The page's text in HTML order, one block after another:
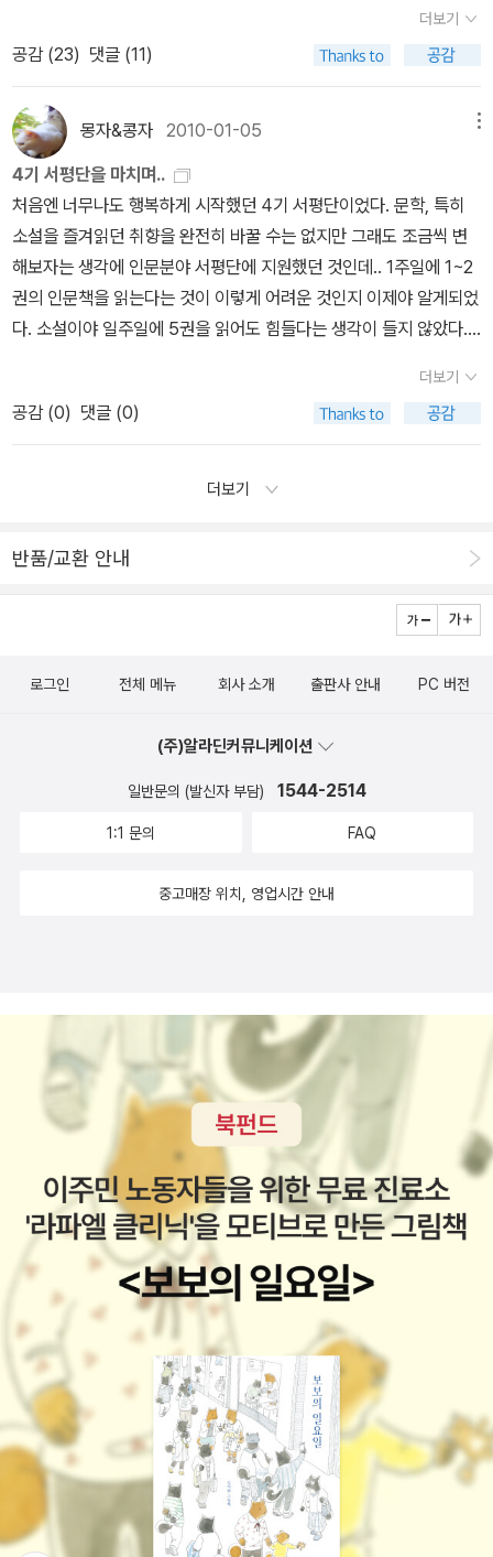
책을 읽다가 걸려서 무지 혼났던 기억도 나고. 하여간 그 뒤부터 난 책
을 읽지 않았다. 삼십세부터 다시 책을 읽기 시작하면서 잃어버린 24
년을 아쉬워하곤 했는데, 생각해보면 청소년기를 책 안읽고 지내는
것도 나름 괜찮은 선택이었다. 내가 워낙 내성적인지라 책을 계속 읽
었다면 아마도 친구도 없고, 좀 잘난 체 하는 내가 됐을지도 모른다.
근데 난 책이란 친구가 없었기에 너무 외로웠고, 나 스스로에게 이야
기를 해주면서 그 많은 시간을 보내야 했다. 친구가 많은 이들이 부러
웠고, 나도 그렇게 되고 싶었다. 그래서 난 그 기간을 유머를 갈고 닦
는 데 바쳤다. 웃기는 애들은 친구가 많은 것 같아서. 내 애들은 책에
는 전혀 관심이 없지만, 만일 애가 생긴다면 책을 너무 가까이 하지 않
게 할 거다. 그 대신 내가 갈고닦은 유머를 가르쳐 줄 생각이다.9. 지
물관에 가고 싶어졌다.
10. 이 출판사의 책만큼은 신뢰할 수 있다, 가
내가 책을 다시 읽게 된 계기는 강준만 교수님의 <인물과 사상> 시리
언젠가 그 출판사에 갔을 때 사장님이 “원하는 책 있음 가져가라”고
책을 내는 게 꿈이었다. 하지만 막상 그곳에서 제의를 했을 때, 난 너
강연회 장소에 들어서자 많은 사람들이 와 앉아 있었다. 더 놀라웠던
것은 그 곳에 모였던 사람들의 화려한 스펙트럼이었다. 남녀 구분은
었던 것이다. 개인적으로 강연회를 그렇게 찾아 다니지 못했고 게다
가 낮강연회만 신청해서 내가 잘 모르는 것일 수도 있지만, 파란 여우
님의 이번 강연회는 내가 경험했던 그 전 강연회장의 분위기와는 확
실히 달랐다. 그 전 강연회들같은 경우 젊은 처자들이 주를 이루었지
나이 드신 분들이 아예 없었다. 그런데 파란여우님 강연회는 젊은 처
자들도 많았지만 한켠에는 나 같은 중년의 사람들이 많았다.. 그 날 그
장소에서 파란여우님의 인기를 한눈에 실감했다.알라딘 파워블러거
의 인기 실체를 단번에 파악할 수 있었다고나 할까. 아마 기존의 문단
고 장담한다. 여하튼 강연회 시간이 다가오고 파란여우님이 들어오셨
다. 작지만 다부진 눈빛의 아우라(찌찌찍~~)를 가진 파란여우님,강
연회는 두시간 정도 진행되었는데, 이 날 강연회에 대한 이야기는 파
활자테스트와 현장체험이 독서의 진정한 길이라고 쓰셨지만, 이 날
내가 가장 인상적으로 가슴에 품었던 주제는, 파란여우님께서 들여주
던 독서 프로젝트의 마지막 주제 나만의 쟝르를 찾고 개척하라,라는
좋아하는 쟝르로 귀착하셨다는 말씀을 하셨다.고전, 그래서 사기에
나게 크게 들렸다. 실제 그 강의를 들으면서 그 분이 문학을 대하는 진
정성, 그리고 독서에 대한 회의와 갈구를 동시에 느꼈던 것은 아닐까
들었다.그 방점은 나에게도 무척이나 유용한 것이었는데, 나 또한 책
대해 끊임없이 의심하고 회의하고 갈구하였던 사람중 한명이었다. 그
그 분야에 내 독서인생을 걸아야하는지 조차 잘 모르고 있었다. 그러
니깐 이말은 내가 현재 자연과학책에 끌려 그 관련 책들을 읽고 있지
만, 내가 내 독서인생을 이 분야에 걸어야할 마땅한 근거와 이유를 찾
지 못하고 있었던 것이다. 그런데 파란여우님의 마지막 주제야말로
내 독서 인생에서결국에는책에서 즐거움만이 아닌 뭔가를 얻어내고
추려내고 자르고 덧붙이고 해야만 하는 작업이구나. 쟝르를 찾는다는
것은 내가나의 독서 인생의 가치를 인정하는 것이고 어쩜 나의 회의
론을 끝낼 수 있는 방점이구나 싶었던 것이다. 정말 많은 책을 접하고
읽은 경험자의 우러나온 말이 아닐 수 없었다(파란여우님, 전 아마 평
생 님의 이 말을 가지고 살 지도 몰라요!)그 날 두시간의 성실하고 빈
틈없는 강의는 만족스러웠다(이건 빈말이 아닙니다. 제가 예전에 강
의 들었던 소위 명문대인 서강대 땡땡땡 철학과 교수와 연세대 문학
평론가인 땡땡땡 교수의 형편없고 수준 낮은 정말 개뼈다귀 수준의강
의에 비하면 준비많이 해 오신 파란여우님의 강의명문대 교수 수준
이상이셨어요^^). 나의 독서 위치를360도 회전해서 바라볼수 있게
하였고 나의 독서 인생을재정립 할 수 있도록 도와 준 강의였다.끝나
고 나오면서 파란여우님 아는 척 할까하다가 말았다. 강의실내에 친
자연주의자>였다. 이 책이 나를 사로 잡았던 이유는 부모의 불화로
친척집에 얹혀 살았던 어린 윌슨의 고통받은 영혼의 안식처가 자연이
었고, 자연은 어린 소년에게 부과되었던 삶의 고통을 기꺼히 아무 소
리 없이포옹했다는 것일것이다. 아, 그가 그린 어린 시절을 감동을 어
떻게 이야기해야 할까.그가 자연에서 얻는 호기심과 탐험이 결국 그
가 사회생물학이란 분야에서 거두가 되기까지의 성장과 에피소드 과
정이 담담하게 그려져 있다.불행했던 어린 시절의 심적인 고통이 후
에 관찰을 위해기꺼이 여러 낙후된 섬을 돌고 오지를 갈 수 있었던, 육
체적 고통을 상쇄할 수 있는 힘을 주지 않았을까.그는 이 자서전에서
자신의 어린 시절에 대한 고통을 그렇게 술회하지 않는다. 아마 성공
한 노년의 여유로움이 유년 시절의 가슴 아픈고통의 기억을 커버했을
히 관심을 갖거나 나의 용기를 북돋아준 것은 아니고 나를 집 근처에
복합적이었다. 아름답고 복잡한 신세계로 들어가면서 느끼는 희열감
될 내 자신을 훈련시킨다는 야심도 있었다. 마지막으로 내 속 깊은 곳
로 표현하면 사라져버릴 지도 모른다는 두려움에서 이해하고 싶지도
않은 채 여러 학자들의논문을 통해 이기적인 유전자 이론을 도출한
윌슨은휠도블러와 함께 그 유명한 <개미들>이라는책을 냈는데, 나와
년 처음으로 함께 코스타리카로 여행을 떠났다. 그리고 산 호세에서
열대 기구의 야외시험장이 있는 라 셀바로 차를 몰았다. 열대우림으
미를 발견하고 이를 동정하는데 개미에 대한 내 일반 지식을 총동원
살아 있는 상태로 연구된 적이 없었다 이러한 기초적인 관찰과 data
가 그의 사회생물학의 기본이 되었으며, 후에 그<통섭>을 쓸 수 있었
던 토대가 될 수 있었다. 개인적으로 사다 만 놓고 아직 읽지 않고 있
는 이 책에 대해 뭐라 할 말은 없지만, 사유만 있는 말장난에 가까운
책은 아닐 것이라는 확신은 든다. 과학 위주의 여러 학문의 통합이라
는 비난이 있기는 하지만, 그렇다고 철학을 위주로 여러 학문이 통합
된다는 것도 우습지 않는가.그가 어린시절 어두운 긴 터널을 묵묵히
걷고 난 후에 이룩한 학문인, 사회생물학이기 때문에 더 뜻깊게 다가
온다.그의 경이로운 삶을 읽고 나서, 불끈!도킨스에 도전하고 싶다는
생각이 들었고 그러한 이유로 도킨스의 이론을 백날 읽어봤자 이해도
는제자리지만 놓지 못하는것이다. 끝까지 해 볼거다.데니스 루헤인은
<살인자의 섬>을 처음 읽었는데, 완전 대 실망이었다. 개인적으로 그
책은트릭이 지나쳤다. 흔히 사람들은 그걸 놀라운 반전이라고 말하지
만, 나는 놀라는 대신에 우스워서 이게 뭐밍! 이랬다. 그리고는 얘, 너
랑 나랑은 잘 안 맞는구나,옛다, 엿이나 먹어라! 내가 너한테 선사할
수 있는 반전은 절대 니 책은 사서 읽지 않으리라, 는 것이었다.정말
그랬다. 기분 좋은 트릭이 아니어서 열폭했고 데니스 루헤인의 작품
은 절대로 거들떠 보지 않았다. 그런데 이런 반전이 있을 수 있나. <피
더보기
공감 (23) 댓글 (11)
몽자&콩자 2010-01-05
4기 서평단을 마치며..
처음엔 너무나도 행복하게 시작했던 4기 서평단이었다. 문학, 특히
소설을 즐겨읽던 취향을 완전히 바꿀 수는 없지만 그래도 조금씩 변
해보자는 생각에 인문분야 서평단에 지원했던 것인데.. 1주일에 1~2
권의 인문책을 읽는다는 것이 이렇게 어려운 것인지 이제야 알게되었
다. 소설이야 일주일에 5권을 읽어도 힘들다는 생각이 들지 않았다.
이 땅콩처럼 쉽게쉽게 읽을 수 있는 것이 아닌, 마음을 다잡고 온 신경
을 집중하여 읽어야 했다.그래서 4기 서평단이 끝난지 벌써 열흘이
흘렀지만 여전히 못 읽은 책도 있다.. <사기교양강의>를 읽고나서 꼭
읽어야겠다 생각했던 <손자병법교양강의>는 반쯤읽은 뒤 다른 책에
>와 도저히 정을 붙일 수 없던 <나는 다석을 이렇게 본다>, 이렇게 3
권의 책은 아직도 나의 마음의 짐으로 남아있다..그래도 4기 서평단
을 하며 읽은 책이 22권 중총 19권을 읽었고, 1월이 가기전에 나머지
3권도 꼭읽을거니까..이쯤이면 꽤 괜찮은 성적은 아닐까 싶다..그래
해주셨는데 미처 읽지 못한 책들이 있음에도 5기 신간서평단으로계
기님,, 정말정말 죄송하고, 정말정말 감사합니다!!!'서평단 활동시 가
장 기억에 남았던 책과 그 이유가장 기억에 남는 책은 4기 서평단을
하며 제일 처음 받은 책이었던 <한국의 책쟁이들>이었다. 나도 내 주
장하는 책쟁이들에 비하면새발의 피도 안되었다. 커다란 대형서점의
중 내맘대로 좋은 책 베스트 5<피와 천둥의 시대>는 미국의 역사에
대해, 그리고 인디언들에 대해 모르던 것을 알게 해주었기에 너무나
도 좋았던 책이었다. 단지 미국인들에 의해 자신들이 살던 터전을 빼
았겼다고만 생각했던 인디언원주민들이 나치에 의해 유태인이 살해
되었던 것처럼 인종적인 이유로 수없이 살해되었고, 인디언원주민들
이 무조건 당했다고만 생각했던 것과는 달리 원주민에 의해서 아무
죄도 없는 평범한 미국인들도 많이 죽고, 약탈당했다는 사실에 대해
조금은 객관적으로 바라볼 수 있게 해주었다는 점과 낯선 역사임에도
불구하고 쉽게 읽을 수 있었다는 점에서 다른 사람에게도 꼭 추천해
주고 싶은 책이었다..책쟁이들을 소개해주며 부수적으로 책에 대해서
볼 수 있었던 <한국의 책쟁이들>과는 달리 <책탐>과 <깐깐한 독서
본능>은 한 명의 책쟁이가 자신이 읽은 좋은 책을 소개해주고 있는
책이었다. 알라딘에서 유명한 알라디너 파란여우님과 EBS 라디오 <
대한민국 성공시대> '성공 책세상'에서 좋은 책을 소개해주시는 김경
집님이 추천해주는 책들로 가득했던, 무지하게 좋으면서도, 무지하게
싫은 책들이다.넘쳐도 되는 욕심이라지만 안그래도 많은 책탐을 넘치
게해 수십권의 책에 둘러쌓여 버거운 나에게 너무 무거운 짐을 지워
더보기
공감 (0) 댓글 (0)
더보기
반품/교환 안내
로그인 전체 메뉴 회사 소개 출판사 안내 PC 버전
(주)알라딘커뮤니케이션
일반문의 (발신자 부담) 1544-2514
1:1 문의 FAQ
중고매장 위치, 영업시간 안내